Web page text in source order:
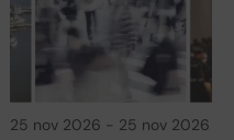
25 nov 2026 - 25 nov 2026